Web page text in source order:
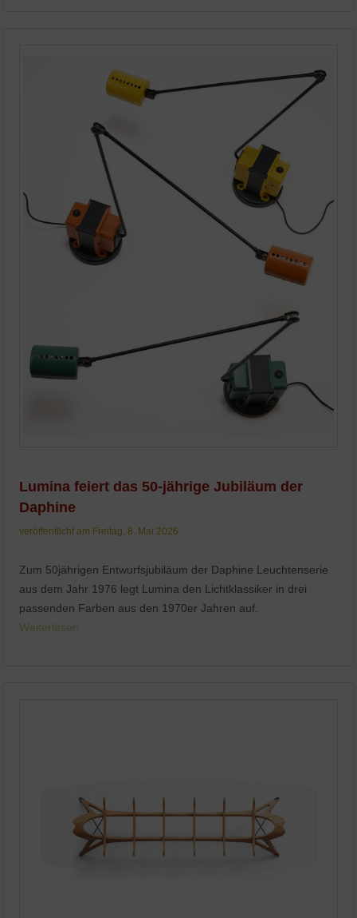
Lumina feiert das 50-jährige Jubiläum der
Daphine
veröffentlicht am Freitag, 8. Mai 2026
Zum 50jährigen Entwurfsjubiläum der Daphine Leuchtenserie
aus dem Jahr 1976 legt Lumina den Lichtklassiker in drei
passenden Farben aus den 1970er Jahren auf.
Weiterlesen